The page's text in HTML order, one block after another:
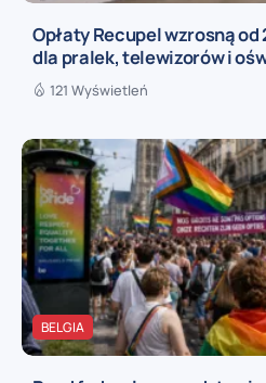
Opłaty Recupel wzrosną
dla pralek, telewizorów i
121 Wyświetleń
BELGIA